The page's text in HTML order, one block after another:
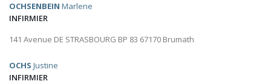
OCHSENBEIN Marlene
INFIRMIER
141 Avenue DE STRASBOURG BP 83 67170 Brumath
OCHS Justine
INFIRMIER